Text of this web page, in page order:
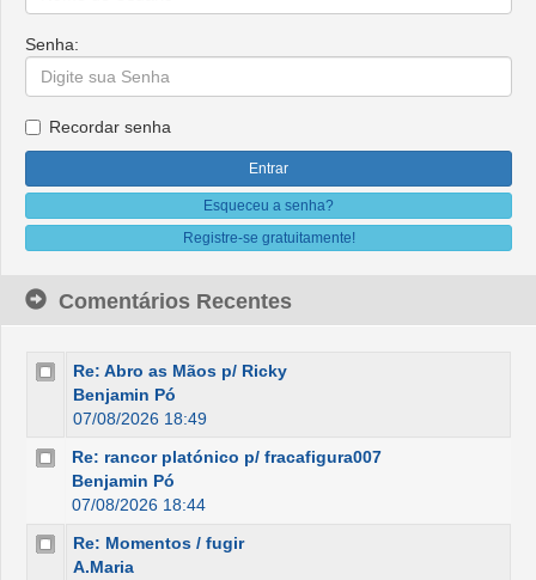
Senha:
Recordar senha
Esqueceu a senha?
Registre-se gratuitamente!
Comentários Recentes
Re: Abro as Mãos p/ Ricky
Benjamin Pó
07/08/2026 18:49
Re: rancor platónico p/ fracafigura007
Benjamin Pó
07/08/2026 18:44
Re: Momentos / fugir
A.Maria